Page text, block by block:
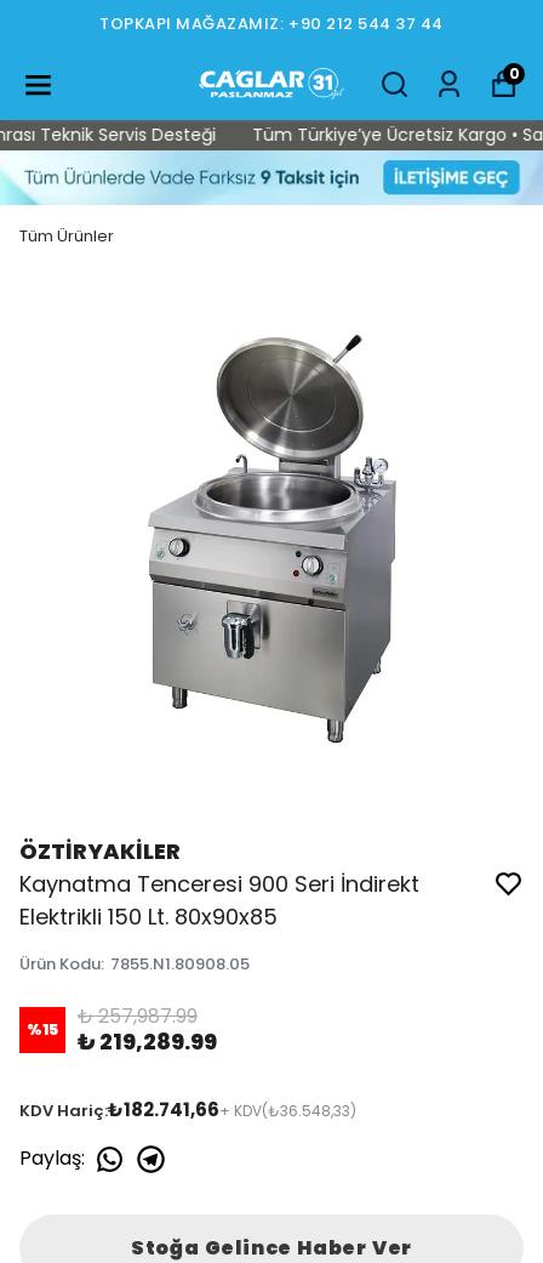
TOPKAPI MAĞAZAMIZ: +90 212 544 37 44
0
Teknik Servis Desteği Tüm Türkiye’ye Ücretsiz Kargo •
Tüm Ürünler
ÖZTİRYAKİLER
Kaynatma Tenceresi 900 Seri İndirekt
Elektrikli 150 Lt. 80x90x85
Ürün Kodu: 7855.N1.80908.05
%15 ₺ 257,987.99
₺ 219,289.99
KDV Hariç:₺182.741,66+ KDV(₺36.548,33)
Paylaş:
Stoğa Gelince Haber Ver